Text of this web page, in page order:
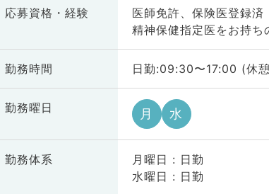
応募資格・ 経験
医師免許、保険医登録済
精神保健指定医をお持ち
勤務時間 日勤:09:30〜17:00 (休
勤務曜日 月 水
勤務体系
月曜日 : 日勤
水曜日 : 日勤